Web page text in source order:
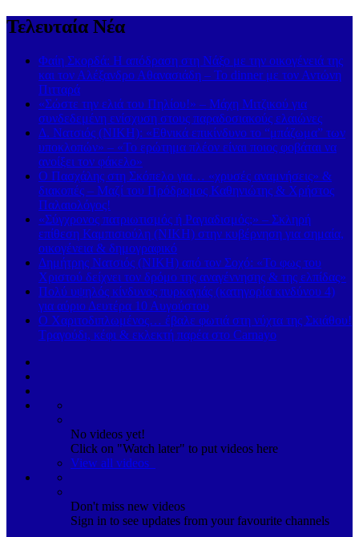
Τελευταία Νέα
Φαίη Σκορδά: Η απόδραση στη Νάξο με την οικογένειά της
και τον Αλέξανδρο Αθανασιάδη – Το dinner με τον Αντώνη
Πιτταρά
«Σώστε την ελιά του Πηλίου!» – Μάχη Μιτζικού για
συνδεδεμένη ενίσχυση στους παραδοσιακούς ελαιώνες
Δ. Νατσιός (ΝΙΚΗ): «Εθνικά επικίνδυνο το “μπάζωμα” των
υποκλοπών» – «Το ερώτημα πλέον είναι ποιος φοβάται να
ανοίξει τον φάκελο»
Ο Πασχάλης στη Σκόπελο για… «χρυσές αναμνήσεις» &
διακοπές – Μαζί του Πρόδρομος Καθηνιώτης & Χρήστος
Παλαιολόγος!
«Σύγχρονος πατριωτισμός ή Ραγιαδισμός;» – Σκληρή
επίθεση Καμπισιούλη (ΝΙΚΗ) στην κυβέρνηση για σημαία,
οικογένεια & δημογραφικό
Δημήτρης Νατσιός (ΝΙΚΗ) από τον Σοχό: «Το φως του
Χριστού δείχνει τον δρόμο της αναγέννησης & της ελπίδας»
Πολύ υψηλός κίνδυνος πυρκαγιάς (κατηγορία κινδύνου 4)
για αύριο Δευτέρα 10 Αυγούστου
Ο Χαριτοδιπλωμένος… έβαλε φωτιά στη νύχτα της Σκιάθου!
Τραγούδι, κέφι & εκλεκτή παρέα στο Carnayo
No videos yet!
Click on "Watch later" to put videos here
View all videos
Don't miss new videos
Sign in to see updates from your favourite channels